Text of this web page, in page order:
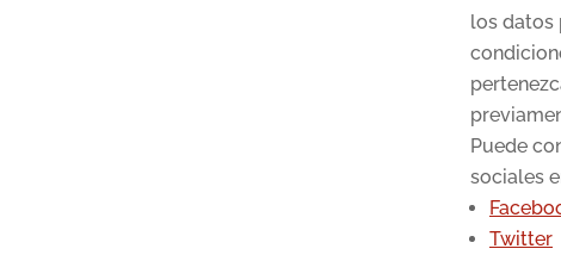
los datos
Puede
sociales
Twitter